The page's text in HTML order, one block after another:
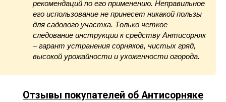
рекомендаций по его применению. Неправильное
его использование не принесет никакой пользы
для садового участка. Только четкое
следование инструкции к средству Антисорняк
– гарант устранения сорняков, чистых гряд,
высокой урожайности и ухоженности огорода.
Отзывы покупателей об Антисорняке